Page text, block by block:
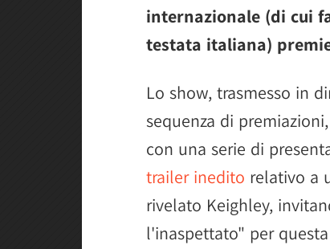
internazionale (di cui
testata italiana)
Lo show, trasmesso in
sequenza di
con una serie di
trailer inedito relativo a
rivelato Keighley,
l'inaspettato" per